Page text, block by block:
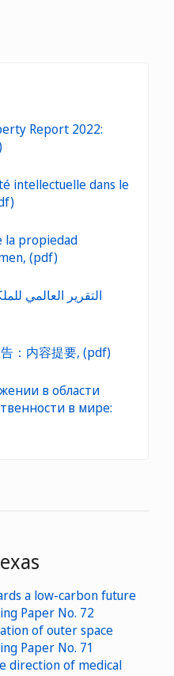
a low-carbon future
Paper No. 72
of outer space
Paper No. 71
direction of medical